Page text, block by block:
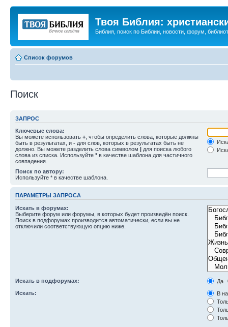
Твоя Библия:
Библия, поиск по Библии, новости, форум,
Список форумов
Поиск
ЗАПРОС
Ключевые слова:
Вы можете использовать + , чтобы определить слова, которые должны
быть в результатах, и - для слов, которых в результатах быть не
должно. Вы можете разделить слова символом | для поиска любого
слова из списка. Используйте * в качестве шаблона для частичного
совпадения.
Поиск по автору:
Используйте * в качестве шаблона.
ПАРАМЕТРЫ ЗАПРОСА
Искать в форумах:
Выберите форум или форумы, в которых будет произведён поиск.
Поиск в подфорумах производится автоматически, если вы не
отключили соответствующую опцию ниже.
Искать в подфорумах:
Да
Искать:
В